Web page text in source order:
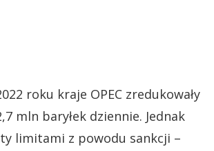
roku kraje OPEC zredukowały
mln baryłek dziennie. Jednak
limitami z powodu sankcji –